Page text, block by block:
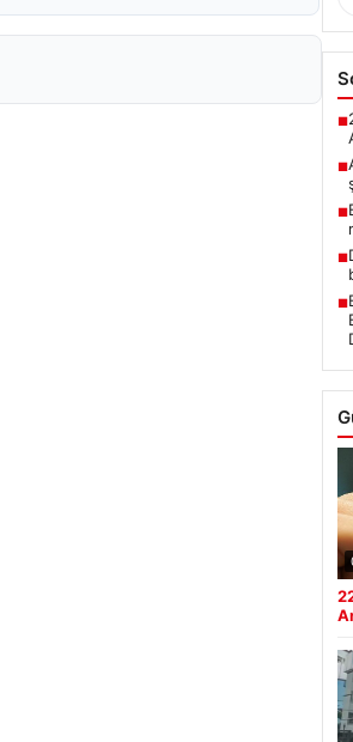
■
■
■
■
■